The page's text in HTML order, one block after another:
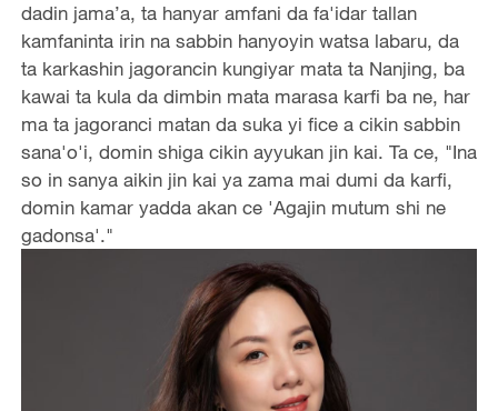
dadin jama’a, ta hanyar amfani da fa'idar tallan
kamfaninta irin na sabbin hanyoyin watsa labaru, da
ta karkashin jagorancin kungiyar mata ta Nanjing, ba
kawai ta kula da dimbin mata marasa karfi ba ne, har
ma ta jagoranci matan da suka yi fice a cikin sabbin
sana'o'i, domin shiga cikin ayyukan jin kai. Ta ce, ‌"Ina
so in sanya aikin jin kai ya zama mai dumi da karfi,
domin kamar yadda akan ce 'Agajin mutum shi ne
gadonsa'."